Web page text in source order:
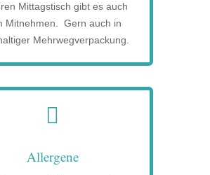
Mittagstisch gibt es auch
Mitnehmen. Gern auch in
Mehrwegverpackung.

Allergene